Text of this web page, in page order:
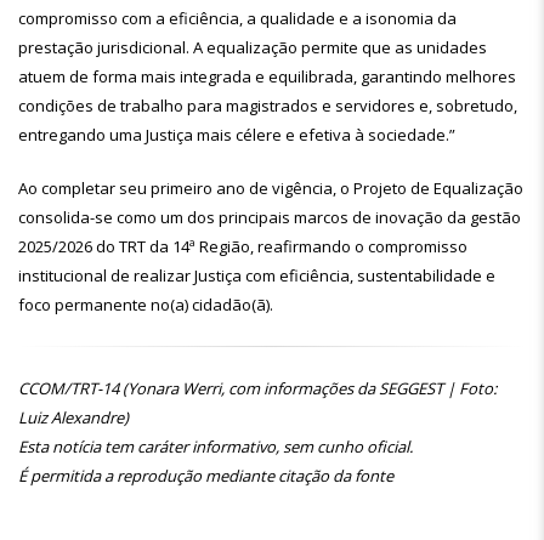
compromisso com a eficiência, a qualidade e a isonomia da
prestação jurisdicional. A equalização permite que as unidades
atuem de forma mais integrada e equilibrada, garantindo melhores
condições de trabalho para magistrados e servidores e, sobretudo,
entregando uma Justiça mais célere e efetiva à sociedade.”
Ao completar seu primeiro ano de vigência, o Projeto de Equalização
consolida-se como um dos principais marcos de inovação da gestão
2025/2026 do TRT da 14ª Região, reafirmando o compromisso
institucional de realizar Justiça com eficiência, sustentabilidade e
foco permanente no(a) cidadão(ã).
CCOM/TRT-14 (Yonara Werri, com informações da SEGGEST | Foto:
Luiz Alexandre)
Esta notícia tem caráter informativo, sem cunho oficial.
É permitida a reprodução mediante citação da fonte